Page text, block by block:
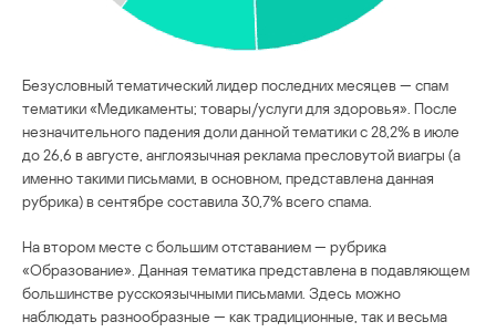
Безусловный тематический лидер последних месяцев — спам
тематики «Медикаменты; товары/услуги для здоровья». После
незначительного падения доли данной тематики с 28,2% в июле
до 26,6 в августе, англоязычная реклама пресловутой виагры (а
именно такими письмами, в основном, представлена данная
рубрика) в сентябре составила 30,7% всего спама.
На втором месте с большим отставанием — рубрика
«Образование». Данная тематика представлена в подавляющем
большинстве русскоязычными письмами. Здесь можно
наблюдать разнообразные — как традиционные, так и весьма